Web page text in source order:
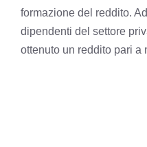
formazione del reddito.
dipendenti del settore
ottenuto un reddito pari a